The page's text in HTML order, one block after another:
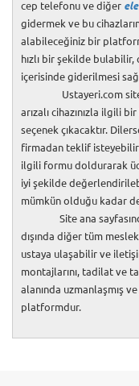
cep telefonu ve diğer
gidermek ve bu
alabileceğiniz bir
hızlı bir şekilde bulabilir,
içerisinde giderilmesi
Ustayeri.com
arızalı cihazınızla ilgili
seçenek çıkacaktır.
firmadan teklif
ilgili formu doldurarak
iyi şekilde
mümkün olduğu kadar
Site ana
dışında diğer tüm
ustaya ulaşabilir ve
montajlarını, tadilat ve
alanında uzmanlaşmış
platformdur.